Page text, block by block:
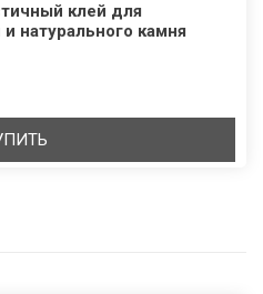
клей для
натурального камня